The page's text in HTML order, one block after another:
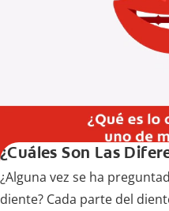
¿Cuáles Son Las
¿Alguna vez se ha
diente? Cada parte del